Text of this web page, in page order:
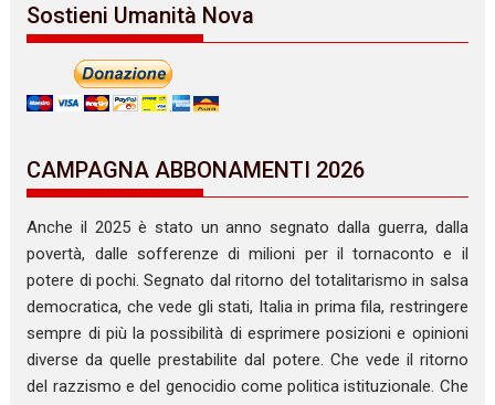
Sostieni Umanità Nova
CAMPAGNA ABBONAMENTI 2026
Anche il 2025 è stato un anno segnato dalla guerra, dalla
povertà, dalle sofferenze di milioni per il tornaconto e il
potere di pochi. Segnato dal ritorno del totalitarismo in salsa
democratica, che vede gli stati, Italia in prima fila, restringere
sempre di più la possibilità di esprimere posizioni e opinioni
diverse da quelle prestabilite dal potere. Che vede il ritorno
del razzismo e del genocidio come politica istituzionale. Che